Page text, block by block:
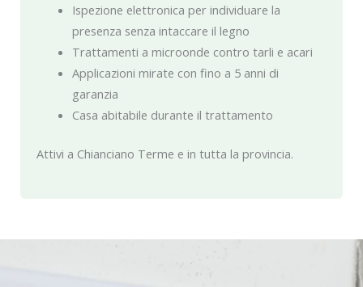
Ispezione elettronica per individuare la
presenza senza intaccare il legno
Trattamenti a microonde contro tarli e acari
Applicazioni mirate con fino a 5 anni di
garanzia
Casa abitabile durante il trattamento
Attivi a Chianciano Terme e in tutta la provincia.